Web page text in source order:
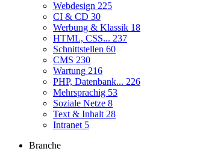
Webdesign 225
CI & CD 30
Werbung & Klassik 18
HTML, CSS... 237
Schnittstellen 60
CMS 230
Wartung 216
PHP, Datenbank... 226
Mehrsprachig 53
Soziale Netze 8
Text & Inhalt 28
Intranet 5
Branche